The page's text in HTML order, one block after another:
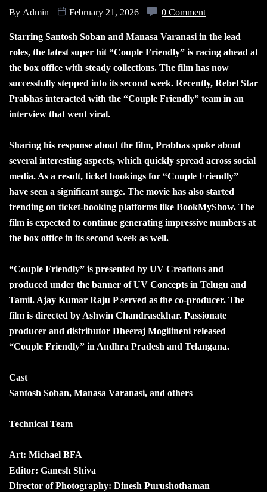
By Admin February 21, 2026 0 Comment
Starring Santosh Soban and Manasa Varanasi in the lead
roles, the latest super hit “Couple Friendly” is racing ahead at
the box office with steady collections. The film has now
successfully stepped into its second week. Recently, Rebel Star
Prabhas interacted with the “Couple Friendly” team in an
interview that went viral.
Sharing his response about the film, Prabhas spoke about
several interesting aspects, which quickly spread across social
media. As a result, ticket bookings for “Couple Friendly”
have seen a significant surge. The movie has also started
trending on ticket-booking platforms like BookMyShow. The
film is expected to continue generating impressive numbers at
the box office in its second week as well.
“Couple Friendly” is presented by UV Creations and
produced under the banner of UV Concepts in Telugu and
Tamil. Ajay Kumar Raju P served as the co-producer. The
film is directed by Ashwin Chandrasekhar. Passionate
producer and distributor Dheeraj Mogilineni released
“Couple Friendly” in Andhra Pradesh and Telangana.
Cast
Santosh Soban, Manasa Varanasi, and others
Technical Team
Art: Michael BFA
Editor: Ganesh Shiva
Director of Photography: Dinesh Purushothaman